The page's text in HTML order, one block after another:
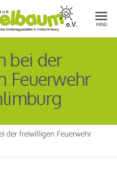
Die
MENÜ
bei der
Feuerwehr
der freiwilligen Feuerwehr